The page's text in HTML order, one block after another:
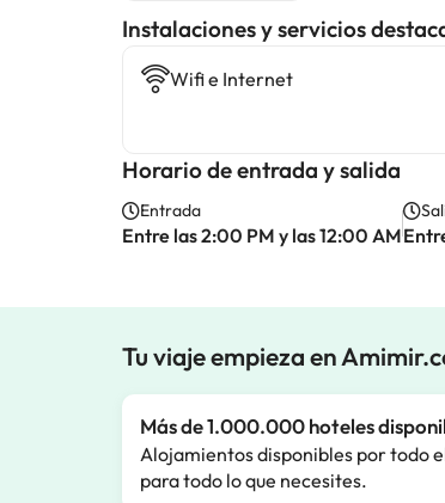
Instalaciones y servicios
Wifi e Internet
Horario de entrada y salida
Entrada
Entre las 2:00 PM y las 12:00 AM
Tu viaje empieza en
Más de 1.000.000 hoteles
Alojamientos disponibles por todo
para todo lo que necesites.